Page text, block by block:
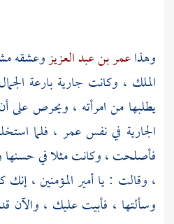
وهذاعمر بن عبد العزيزوعشقه
الملك ، وكانت جارية بارعة
يطلبها من امرأته ، ويحرص على
الجارية في نفس عمر ، فلما
فأصلحت ، وكانت مثلا في حسنها
، وقالت : يا أمير المؤمنين ،
وسألتها ، فأبيت عليك ، والآن